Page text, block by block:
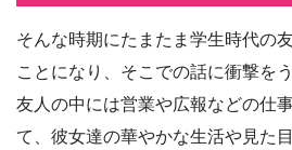
そんな時期にたまたま学生時代の
ことになり、そこでの話に衝撃を
友人の中には営業や広報などの仕
て、彼女達の華やかな生活や見た